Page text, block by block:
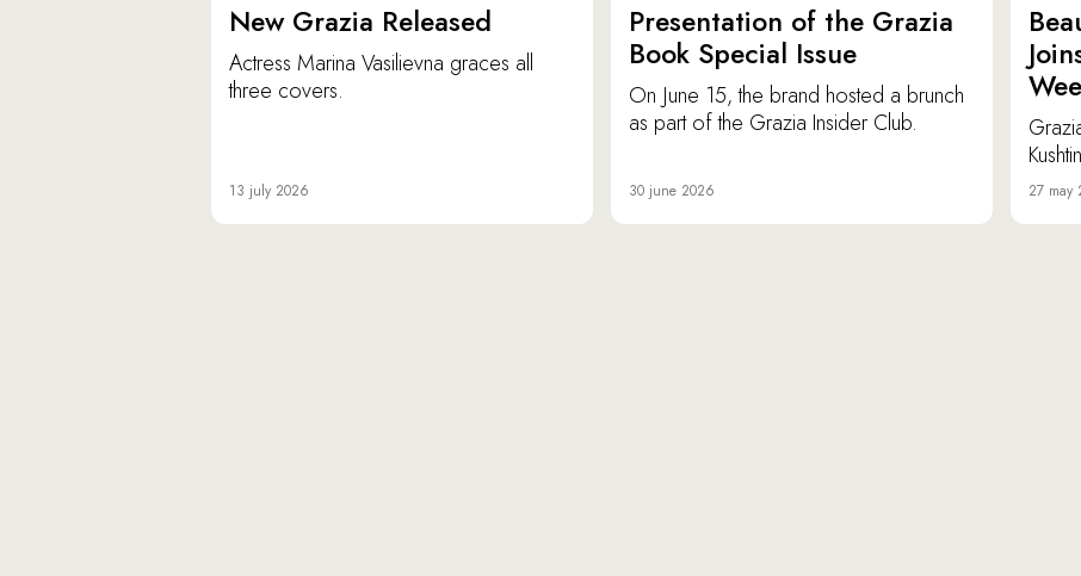
New Grazia Released
Actress Marina Vasilievna graces all
three covers.
13 july 2026
Presentation of the Grazia
Book Special Issue
On June 15, the brand hosted a brunch
as part of the Grazia Insider Club.
30 june 2026 27 may